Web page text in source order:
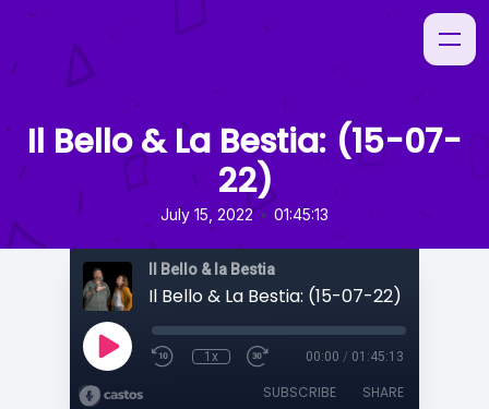
Il Bello & La Bestia: (15-07-
22)
July 15, 2022 • 01:45:13
Il Bello & la Bestia
Il Bello & La Bestia: (15-07-22)
1x 00:00 / 01:45:13
SUBSCRIBE SHARE